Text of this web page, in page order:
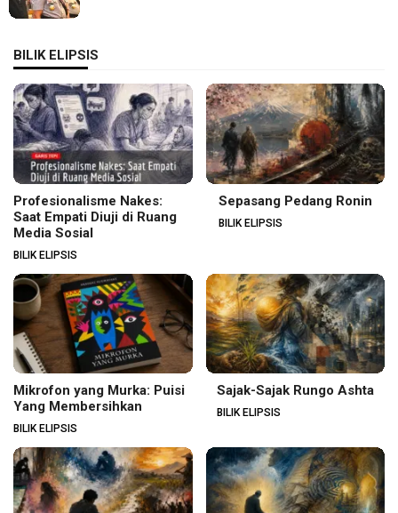
BILIK ELIPSIS
Profesionalisme Nakes:
Saat Empati Diuji di Ruang
Media Sosial
BILIK ELIPSIS
Sepasang Pedang Ronin
BILIK ELIPSIS
Mikrofon yang Murka: Puisi
Yang Membersihkan
BILIK ELIPSIS
Sajak-Sajak Rungo Ashta
BILIK ELIPSIS